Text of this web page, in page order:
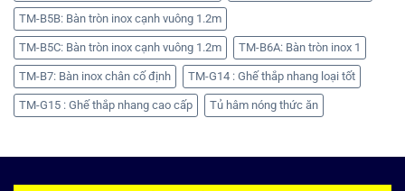
TM-B5B: Bàn tròn inox cạnh vuông 1.2m
TM-B5C: Bàn tròn inox cạnh vuông 1.2m TM-B6A: Bàn tròn inox 1
TM-B7: Bàn inox chân cố định TM-G14 : Ghế thắp nhang loại tốt
TM-G15 : Ghế thắp nhang cao cấp Tủ hâm nóng thức ăn